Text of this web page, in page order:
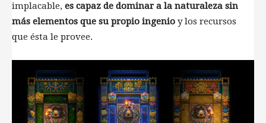
implacable, es capaz de dominar a la naturaleza sin
más elementos que su propio ingenio y los recursos
que ésta le provee.